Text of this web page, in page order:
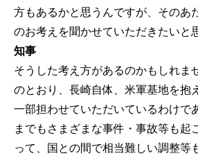
方もあるかと思うんですが、そのあ
のお考えを聞かせていただきたいと
知事
そうした考え方があるのかもしれま
のとおり、長崎自体、米軍基地を抱
一部担わせていただいているわけで
までもさまざまな事件・事故等も起
って、国との間で相当難しい調整等